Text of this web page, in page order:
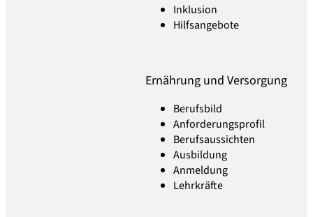
Inklusion
Hilfsangebote
Ernährung und Versorgung
Berufsbild
Anforderungsprofil
Berufsaussichten
Ausbildung
Anmeldung
Lehrkräfte